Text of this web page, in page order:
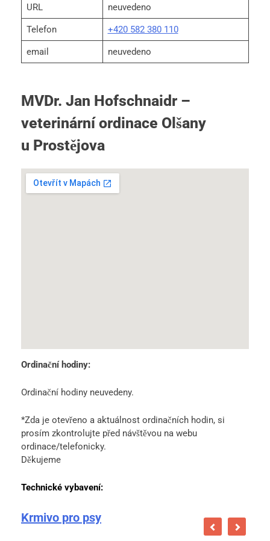
URL neuvedeno
Telefon +420 582 380 110
email neuvedeno
MVDr. Jan Hofschnaidr –
veterinární ordinace Olšany
u Prostějova
Ordinační hodiny:
Ordinační hodiny neuvedeny.
*Zda je otevřeno a aktuálnost ordinačních hodin, si
prosím zkontrolujte před návštěvou na webu
ordinace/telefonicky.
Děkujeme
Technické vybavení:
Krmivo pro psy